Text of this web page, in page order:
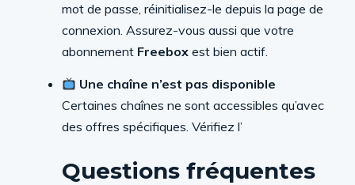
mot de passe, réinitialisez-le depuis la page de
connexion. Assurez-vous aussi que votre
abonnement Freebox est bien actif.
Une chaîne n’est pas disponible
Certaines chaînes ne sont accessibles qu’avec
des offres spécifiques. Vérifiez l’
Questions fréquentes